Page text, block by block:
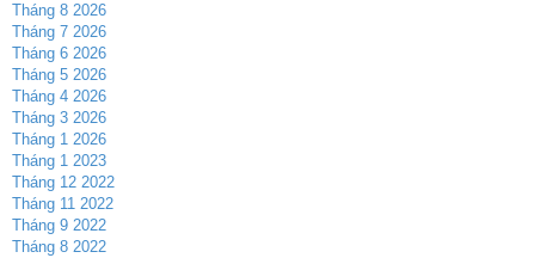
Tháng 8 2026
Tháng 7 2026
Tháng 6 2026
Tháng 5 2026
Tháng 4 2026
Tháng 3 2026
Tháng 1 2026
Tháng 1 2023
Tháng 12 2022
Tháng 11 2022
Tháng 9 2022
Tháng 8 2022